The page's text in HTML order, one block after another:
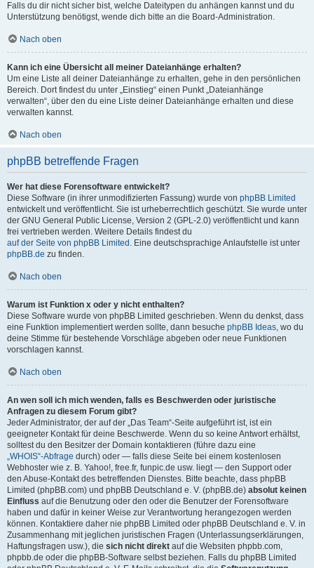
Falls du dir nicht sicher bist, welche Dateitypen du anhängen kannst und du
Unterstützung benötigst, wende dich bitte an die Board-Administration.
Nach oben
Kann ich eine Übersicht all meiner Dateianhänge erhalten?
Um eine Liste all deiner Dateianhänge zu erhalten, gehe in den persönlichen
Bereich. Dort findest du unter „Einstieg“ einen Punkt „Dateianhänge
verwalten“, über den du eine Liste deiner Dateianhänge erhalten und diese
verwalten kannst.
Nach oben
phpBB betreffende Fragen
Wer hat diese Forensoftware entwickelt?
Diese Software (in ihrer unmodifizierten Fassung) wurde von phpBB Limited
entwickelt und veröffentlicht. Sie ist urheberrechtlich geschützt. Sie wurde unter
der GNU General Public License, Version 2 (GPL-2.0) veröffentlicht und kann
frei vertrieben werden. Weitere Details findest du
auf der Seite von phpBB Limited . Eine deutschsprachige Anlaufstelle ist unter
phpBB.de zu finden.
Nach oben
Warum ist Funktion x oder y nicht enthalten?
Diese Software wurde von phpBB Limited geschrieben. Wenn du denkst, dass
eine Funktion implementiert werden sollte, dann besuche phpBB Ideas, wo du
deine Stimme für bestehende Vorschläge abgeben oder neue Funktionen
vorschlagen kannst.
Nach oben
An wen soll ich mich wenden, falls es Beschwerden oder juristische
Anfragen zu diesem Forum gibt?
Jeder Administrator, der auf der „Das Team“-Seite aufgeführt ist, ist ein
geeigneter Kontakt für deine Beschwerde. Wenn du so keine Antwort erhältst,
solltest du den Besitzer der Domain kontaktieren (führe dazu eine
„WHOIS“-Abfrage durch) oder — falls diese Seite bei einem kostenlosen
Webhoster wie z. B. Yahoo!, free.fr, funpic.de usw. liegt — den Support oder
den Abuse-Kontakt des betreffenden Dienstes. Bitte beachte, dass phpBB
Limited (phpBB.com) und phpBB Deutschland e. V. (phpBB.de) absolut keinen
Einfluss auf die Benutzung oder den oder die Benutzer der Forensoftware
haben und dafür in keiner Weise zur Verantwortung herangezogen werden
können. Kontaktiere daher nie phpBB Limited oder phpBB Deutschland e. V. in
Zusammenhang mit jeglichen juristischen Fragen (Unterlassungserklärungen,
Haftungsfragen usw.), die sich nicht direkt auf die Websiten phpbb.com,
phpbb.de oder die phpBB-Software selbst beziehen. Falls du phpBB Limited